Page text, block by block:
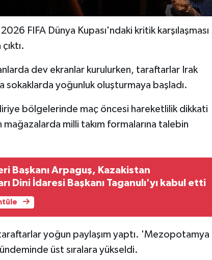
FIFA Dünya Kupası'ndaki kritik karşılaşması
dev ekranlar kurulurken, taraftarlar Irak
sokaklarda yoğunluk oluşturmaya başladı.
bölgelerinde maç öncesi hareketlilik dikkati
milli takım formalarına talebin
Başkanı Arpaguş, Kazakistan
Dini İdaresi Başkanı Taganulı'yı kabul etti
yoğun paylaşım yaptı. 'Mezopotamya
üst sıralara yükseldi.